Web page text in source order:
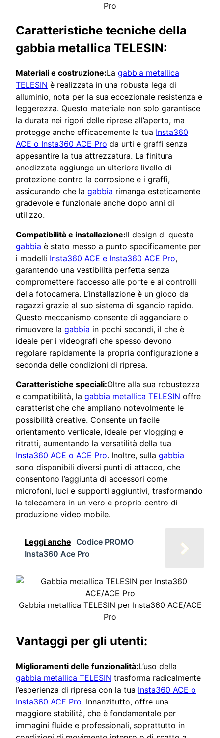
Pro
Caratteristiche tecniche della
gabbia metallica TELESIN:
Materiali e costruzione:La gabbia metallica
TELESIN è realizzata in una robusta lega di
alluminio, nota per la sua eccezionale resistenza e
leggerezza. Questo materiale non solo garantisce
la durata nei rigori delle riprese all’aperto, ma
protegge anche efficacemente la tua Insta360
ACE o Insta360 ACE Pro da urti e graffi senza
appesantire la tua attrezzatura. La finitura
anodizzata aggiunge un ulteriore livello di
protezione contro la corrosione e i graffi,
assicurando che la gabbia rimanga esteticamente
gradevole e funzionale anche dopo anni di
utilizzo.
Compatibilità e installazione:Il design di questa
gabbia è stato messo a punto specificamente per
i modelli Insta360 ACE e Insta360 ACE Pro,
garantendo una vestibilità perfetta senza
compromettere l’accesso alle porte e ai controlli
della fotocamera. L’installazione è un gioco da
ragazzi grazie al suo sistema di sgancio rapido.
Questo meccanismo consente di agganciare o
rimuovere la gabbia in pochi secondi, il che è
ideale per i videografi che spesso devono
regolare rapidamente la propria configurazione a
seconda delle condizioni di ripresa.
Caratteristiche speciali:Oltre alla sua robustezza
e compatibilità, la gabbia metallica TELESIN offre
caratteristiche che ampliano notevolmente le
possibilità creative. Consente un facile
orientamento verticale, ideale per vlogging e
ritratti, aumentando la versatilità della tua
Insta360 ACE o ACE Pro. Inoltre, sulla gabbia
sono disponibili diversi punti di attacco, che
consentono l’aggiunta di accessori come
microfoni, luci e supporti aggiuntivi, trasformando
la telecamera in un vero e proprio centro di
produzione video mobile.
Leggi anche Codice PROMO
Insta360 Ace Pro
Gabbia metallica TELESIN per Insta360 ACE/ACE
Pro
Vantaggi per gli utenti:
Miglioramenti delle funzionalità:L’uso della
gabbia metallica TELESIN trasforma radicalmente
l’esperienza di ripresa con la tua Insta360 ACE o
Insta360 ACE Pro. Innanzitutto, offre una
maggiore stabilità, che è fondamentale per
immagini fluide e professionali, soprattutto in